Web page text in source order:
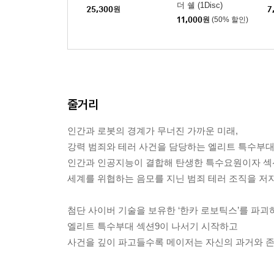
25,300원
더 쉘 (1Disc)
11,000원 (50% 할인)
줄거리
인간과 로봇의 경계가 무너진 가까운 미래,
강력 범죄와 테러 사건을 담당하는 엘리트 특수부
인간과 인공지능이 결합해 탄생한 특수요원이자
세계를 위협하는 음모를 지닌 범죄 테러 조직을 저
첨단 사이버 기술을 보유한 ‘한카 로보틱스’를 파
엘리트 특수부대 섹션9이 나서기 시작하고
사건을 깊이 파고들수록 메이저는 자신의 과거와